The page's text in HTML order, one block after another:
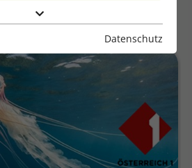
interessant
Datenschutz